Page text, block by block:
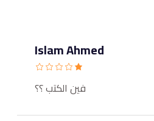
Islam Ahmed
فين الكتب ؟؟